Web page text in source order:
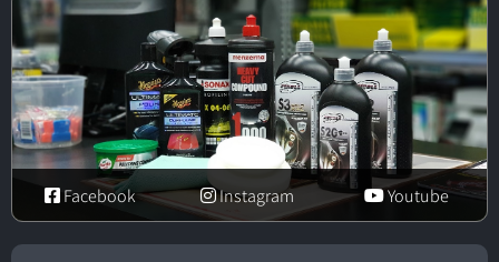
Youtube
Instagram
Facebook